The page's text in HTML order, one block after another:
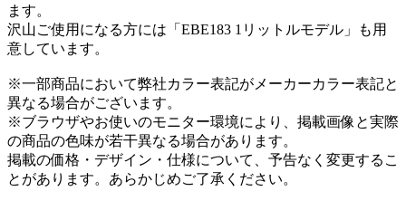
ます。
沢山ご使用になる方には「EBE183 1リットルモデル」も用
意しています。
※一部商品において弊社カラー表記がメーカーカラー表記と
異なる場合がございます。
※ブラウザやお使いのモニター環境により、掲載画像と実際
の商品の色味が若干異なる場合があります。
掲載の価格・デザイン・仕様について、予告なく変更するこ
とがあります。あらかじめご了承ください。